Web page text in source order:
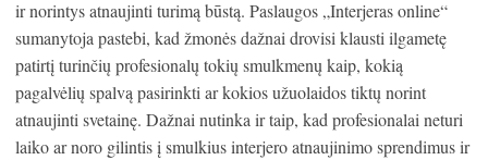
ir norintys atnaujinti turimą būstą. Paslaugos „Interjeras online“
sumanytoja pastebi, kad žmonės dažnai drovisi klausti ilgametę
patirtį turinčių profesionalų tokių smulkmenų kaip, kokią
pagalvėlių spalvą pasirinkti ar kokios užuolaidos tiktų norint
atnaujinti svetainę. Dažnai nutinka ir taip, kad profesionalai neturi
laiko ar noro gilintis į smulkius interjero atnaujinimo sprendimus ir